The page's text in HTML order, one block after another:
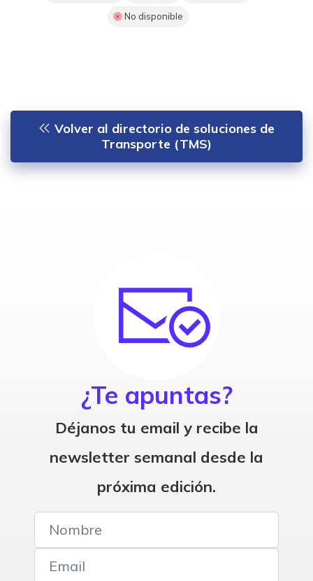
No disponible
Volver al directorio de soluciones de
Transporte (TMS)
¿Te apuntas?
Déjanos tu email y recibe la
newsletter semanal desde la
próxima edición.